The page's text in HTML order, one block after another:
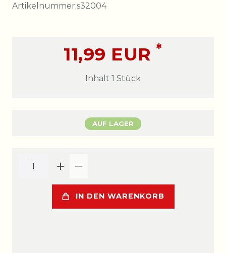
Artikelnummer:s32004
11,99 EUR*
Inhalt 1 Stück
AUF LAGER
IN DEN WARENKORB